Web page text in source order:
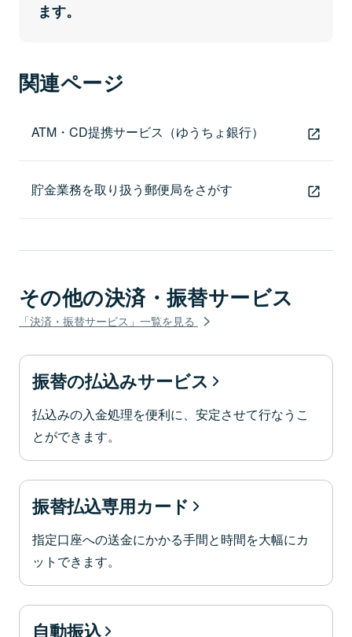
ます。
関連ページ
ATM・CD提携サービス（ゆうちょ銀行）
貯金業務を取り扱う郵便局をさがす
その他の決済・振替サービス
「決済・振替サービス」一覧を見る
振替の払込みサービス
払込みの入金処理を便利に、安定させて行なうこ
とができます。
振替払込専用カード
指定口座への送金にかかる手間と時間を大幅にカ
ットできます。
自動振込